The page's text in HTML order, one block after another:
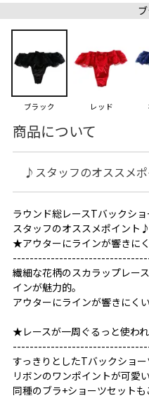
ブラック レッド
商品について
♪スタッフのオススメ
ラウンド総レースTバックシ
スタッフのオススメポイント♪
★アウターにラインが響きに
繊細な花柄のスカラップレー
インが魅力的。
アウターにラインが響きにく
★レースが一周ぐるっと使わ
すっきりとしたTバックショー
リボンのワンポイントが可愛
同種のブラ+ショーツセットも